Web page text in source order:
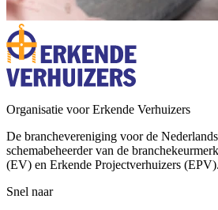
Organisatie voor Erkende Verhuizers
De branchevereniging voor de
schemabeheerder van de
(EV) en Erkende Projectverhuizers (EPV).
Snel naar